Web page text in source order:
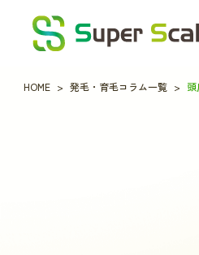
HOME 発毛・育毛コラム一覧